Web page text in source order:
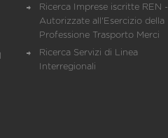
Ricerca Imprese iscritte REN -
Autorizzate all'Esercizio della
Professione Trasporto Merci
Ricerca Servizi di Linea
Interregionali